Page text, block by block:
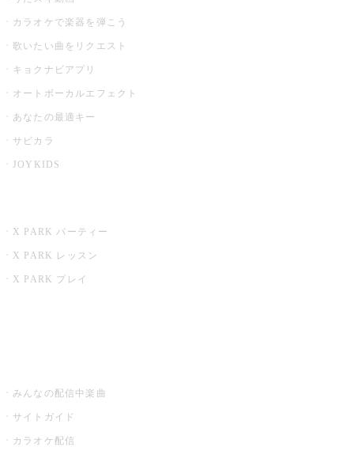
カラオケで楽器を弾こう
歌いたい曲をリクエスト
キョクナビアプリ
オートボーカルエフェクト
あなたの最適キー
サビカラ
JOYKIDS
X PARK パーティー
X PARK レッスン
X PARK プレイ
みんなの配信中楽曲
サイトガイド
カラオケ配信